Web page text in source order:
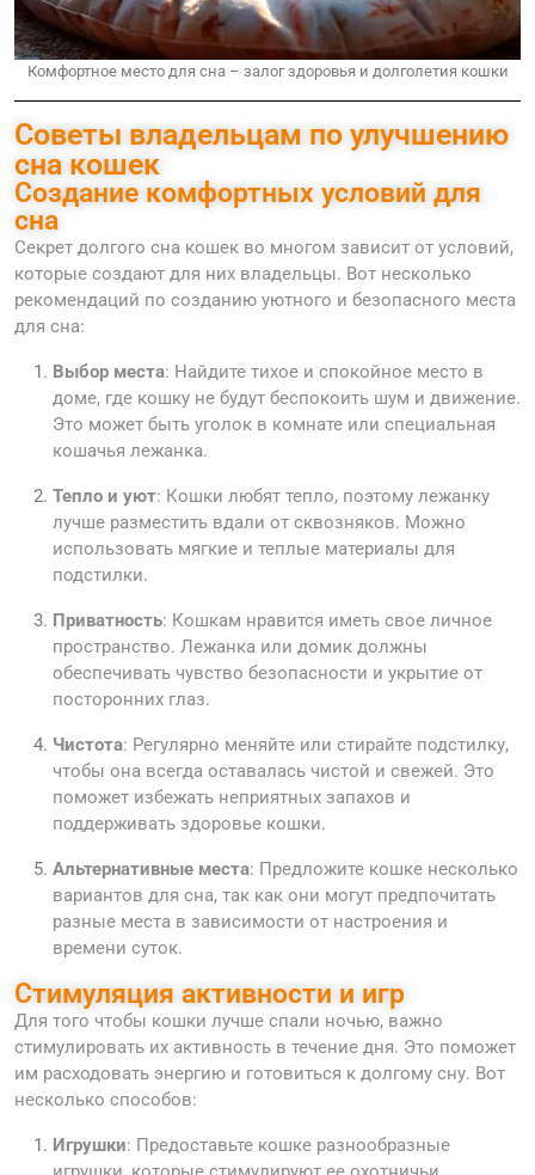
Комфортное место для сна – залог здоровья и долголетия кошки
Советы владельцам по улучшению
сна кошек
Создание комфортных условий для
сна
Секрет долгого сна кошек во многом зависит от условий,
которые создают для них владельцы. Вот несколько
рекомендаций по созданию уютного и безопасного места
для сна:
Выбор места: Найдите тихое и спокойное место в
доме, где кошку не будут беспокоить шум и движение.
Это может быть уголок в комнате или специальная
кошачья лежанка.
Тепло и уют: Кошки любят тепло, поэтому лежанку
лучше разместить вдали от сквозняков. Можно
использовать мягкие и теплые материалы для
подстилки.
Приватность: Кошкам нравится иметь свое личное
пространство. Лежанка или домик должны
обеспечивать чувство безопасности и укрытие от
посторонних глаз.
Чистота: Регулярно меняйте или стирайте подстилку,
чтобы она всегда оставалась чистой и свежей. Это
поможет избежать неприятных запахов и
поддерживать здоровье кошки.
Альтернативные места: Предложите кошке несколько
вариантов для сна, так как они могут предпочитать
разные места в зависимости от настроения и
времени суток.
Стимуляция активности и игр
Для того чтобы кошки лучше спали ночью, важно
стимулировать их активность в течение дня. Это поможет
им расходовать энергию и готовиться к долгому сну. Вот
несколько способов:
Игрушки: Предоставьте кошке разнообразные